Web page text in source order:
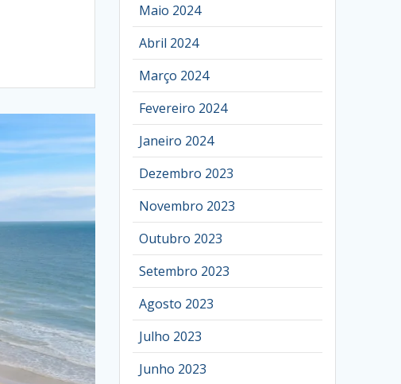
Maio 2024
Abril 2024
Março 2024
Fevereiro 2024
Janeiro 2024
Dezembro 2023
Novembro 2023
Outubro 2023
Setembro 2023
Agosto 2023
Julho 2023
Junho 2023